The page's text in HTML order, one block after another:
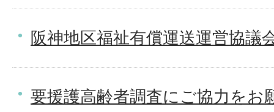
阪神地区福祉有償運送運営協議
要援護高齢者調査にご協力をお